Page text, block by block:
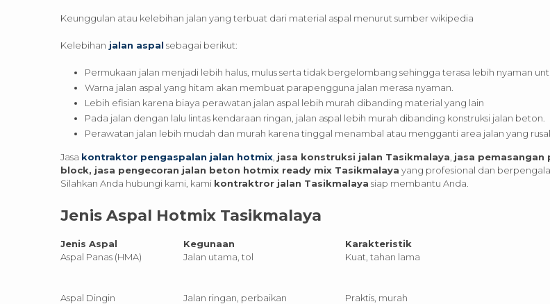
Keunggulan atau kelebihan jalan yang terbuat dari material aspal menurut sumber wikipedia
Kelebihan jalan aspal sebagai berikut:
Permukaan jalan menjadi lebih halus, mulus serta tidak bergelombang sehingga terasa lebih nyaman
Warna jalan aspal yang hitam akan membuat parapengguna jalan merasa nyaman.
Lebih efisian karena biaya perawatan jalan aspal lebih murah dibanding material yang lain
Pada jalan dengan lalu lintas kendaraan ringan, jalan aspal lebih murah dibanding konstruksi jalan beton.
Perawatan jalan lebih mudah dan murah karena tinggal menambal atau mengganti area jalan yang
Jasa kontraktor pengaspalan jalan hotmix jasa konstruksi jalan Tasikmalaya jasa pemasangan
block, jasa pengecoran jalan beton hotmix ready mix Tasikmalaya yang profesional dan
Silahkan Anda hubungi kami, kami kontraktror jalan Tasikmalaya siap membantu Anda.
Jenis Aspal Hotmix Tasikmalaya
Jenis Aspal Kegunaan
Karakteristik
Aspal Panas (HMA)
Jalan utama, tol Kuat, tahan lama
Aspal Dingin Jalan ringan, perbaikan Praktis, murah